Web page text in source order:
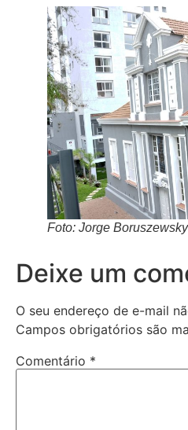
Foto: Jorge Boruszewsky
Deixe um
O seu endereço de e-mail
Campos obrigatórios são
Comentário *